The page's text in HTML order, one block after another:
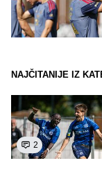
NAJČITANIJE IZ
2